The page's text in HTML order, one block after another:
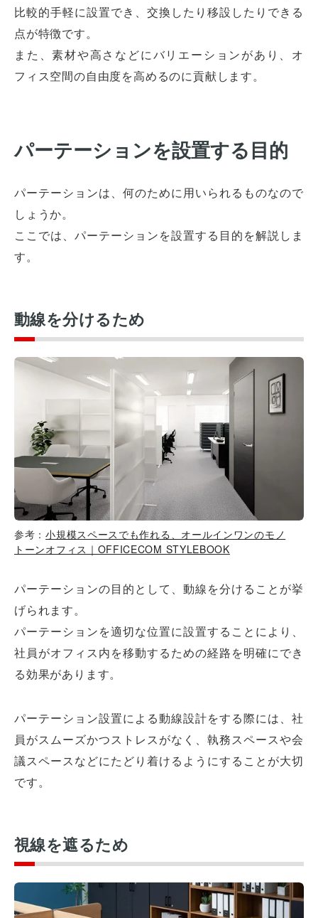
比較的手軽に設置でき、交換したり移設したりできる
点が特徴です。
また、素材や高さなどにバリエーションがあり、オ
フィス空間の自由度を高めるのに貢献します。
パーテーションを設置する目的
パーテーションは、何のために用いられるものなので
しょうか。
ここでは、パーテーションを設置する目的を解説しま
す。
動線を分けるため
参考：小規模スペースでも作れる、オールインワンのモノ
トーンオフィス｜OFFICECOM STYLEBOOK
パーテーションの目的として、動線を分けることが挙
げられます。
パーテーションを適切な位置に設置することにより、
社員がオフィス内を移動するための経路を明確にでき
る効果があります。
パーテーション設置による動線設計をする際には、社
員がスムーズかつストレスがなく、執務スペースや会
議スペースなどにたどり着けるようにすることが大切
です。
視線を遮るため